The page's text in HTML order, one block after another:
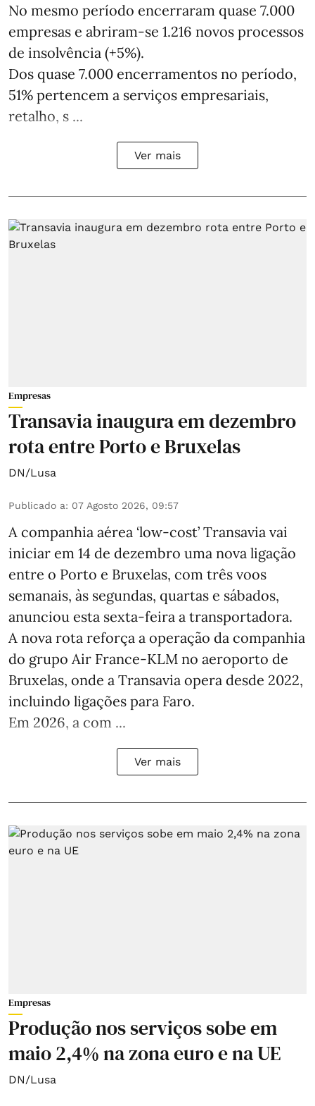
No mesmo período encerraram quase 7.000
empresas e abriram‑se 1.216 novos processos
de insolvência (+5%).
Dos quase 7.000 encerramentos no período,
51% pertencem a serviços empresariais,
retalho, s ...
Ver mais
Empresas
Transavia inaugura em dezembro
rota entre Porto e Bruxelas
DN/Lusa
Publicado a: 07 Agosto 2026, 09:57
A companhia aérea ‘low-cost’ Transavia vai
iniciar em 14 de dezembro uma nova ligação
entre o Porto e Bruxelas, com três voos
semanais, às segundas, quartas e sábados,
anunciou esta sexta-feira a transportadora.
A nova rota reforça a operação da companhia
do grupo Air France-KLM no aeroporto de
Bruxelas, onde a Transavia opera desde 2022,
incluindo ligações para Faro.
Em 2026, a com ...
Ver mais
Empresas
Produção nos serviços sobe em
maio 2,4% na zona euro e na UE
DN/Lusa